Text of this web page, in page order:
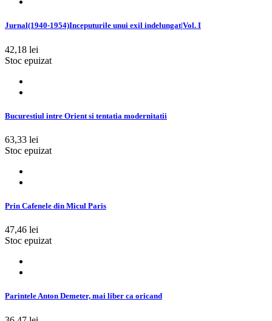
Jurnal(1940-1954)Inceputurile unui exil indelungat|Vol. I
42,18 lei
Stoc epuizat
Bucurestiul intre Orient si tentatia modernitatii
63,33 lei
Stoc epuizat
Prin Cafenele din Micul Paris
47,46 lei
Stoc epuizat
Parintele Anton Demeter, mai liber ca oricand